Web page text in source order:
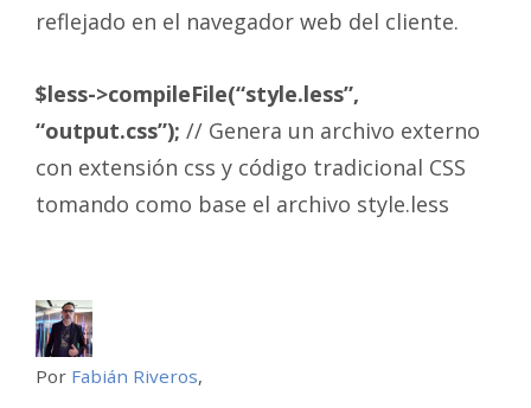
reflejado en el navegador web del cliente.
$less->compileFile(“style.less”,
“output.css”); // Genera un archivo externo
con extensión css y código tradicional CSS
tomando como base el archivo style.less
Por Fabián Riveros,